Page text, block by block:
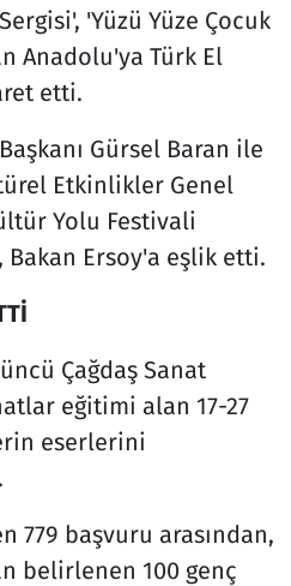
'Yüzü Yüze Çocuk
Anadolu'ya Türk El
etti.
Gürsel Baran ile
Etkinlikler Genel
Yolu Festivali
Ersoy'a eşlik etti.
Çağdaş Sanat
eğitimi alan 17-27
eserlerini
779 başvuru arasından,
belirlenen 100 genç